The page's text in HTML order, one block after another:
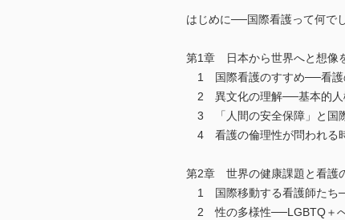
はじめに──国際看護って何で
第1章 日本から世界へと想像
1 国際看護のすすめ──看護
2 異文化の理解──基本的人
3 「人間の安全保障」と国
4 看護の倫理性が問われる
第2章 世界の健康課題と看護
1 国際移動する看護師たち
2 性の多様性──LGBTQ＋